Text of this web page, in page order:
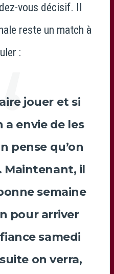
vous décisif. Il
reste un match à
:
jouer et si
a envie de les
pense qu’on
Maintenant, il
semaine
pour arriver
samedi
on verra,